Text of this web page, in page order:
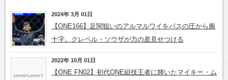
2024年 3月 01日
【ONE166】足関狙いのアルマルワイをパスの圧から腕
十字。クレベル・ソウザが力の差見せつける
2022年 10月 01日
【ONE FN02】初代ONE組技王者に輝いたマイキー・ム